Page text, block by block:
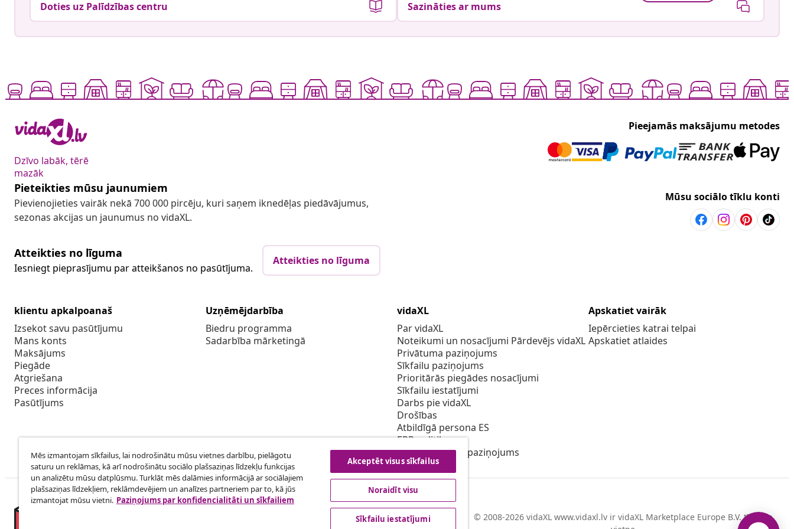
Doties uz Palīdzības centru Sazināties ar mums
Dzīvo labāk, tērē
mazāk
Pieejamās maksājumu metodes
Pieteikties mūsu jaunumiem
Pievienojieties vairāk nekā 700 000 pircēju, kuri saņem iknedēļas piedāvājumus,
sezonas akcijas un jaunumus no vidaXL.
Mūsu sociālo tīklu konti
Atteikties no līguma
Iesniegt pieprasījumu par atteikšanos no pasūtījuma.
Atteikties no līguma
klientu apkalpoanaš
Izsekot savu pasūtījumu
Mans konts
Maksājums
Piegāde
Atgriešana
Preces informācija
Pasūtījums
Uzņēmējdarbība
Biedru programma
Sadarbība mārketingā
vidaXL
Par vidaXL
Noteikumi un nosacījumi Pārdevējs vidaXL
Privātuma paziņojums
Sīkfailu paziņojums
Prioritārās piegādes nosacījumi
Sīkfailu iestatījumi
Darbs pie vidaXL
Drošības
Atbildīgā persona ES
EPR politiku
Piekļūstamības paziņojums
Apskatiet vairāk
Iepērcieties katrai telpai
Apskatiet atlaides
© 2008-2026 vidaXL www.vidaxl.lv ir vidaXL Marketplace Europe B.V. tīmekļa
Mēs izmantojam sīkfailus, lai nodrošinātu mūsu vietnes darbību, pielāgotu
saturu un reklāmas, kā arī nodrošinātu sociālo plašsaziņas līdzekļu funkcijas
un analizētu mūsu datplūsmu. Turklāt mēs dalāmies informācijā ar sociālajiem
plašsaziņas līdzekļiem, reklāmdevējiem un analīzes partneriem par to, kā jūs
izmantojat mūsu vietni. Paziņojums par konfidencialitāti un sīkfailiem
Akceptēt visus sīkfailus
Noraidīt visu
Sīkfailu iestatījumi